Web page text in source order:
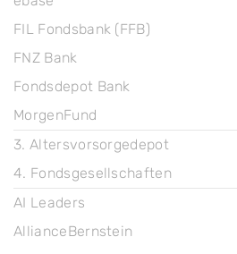
FIL Fondsbank (FFB)
FNZ Bank
Fondsdepot Bank
MorgenFund
3. Altersvorsorgedepot
4. Fondsgesellschaften
AI Leaders
AllianceBernstein